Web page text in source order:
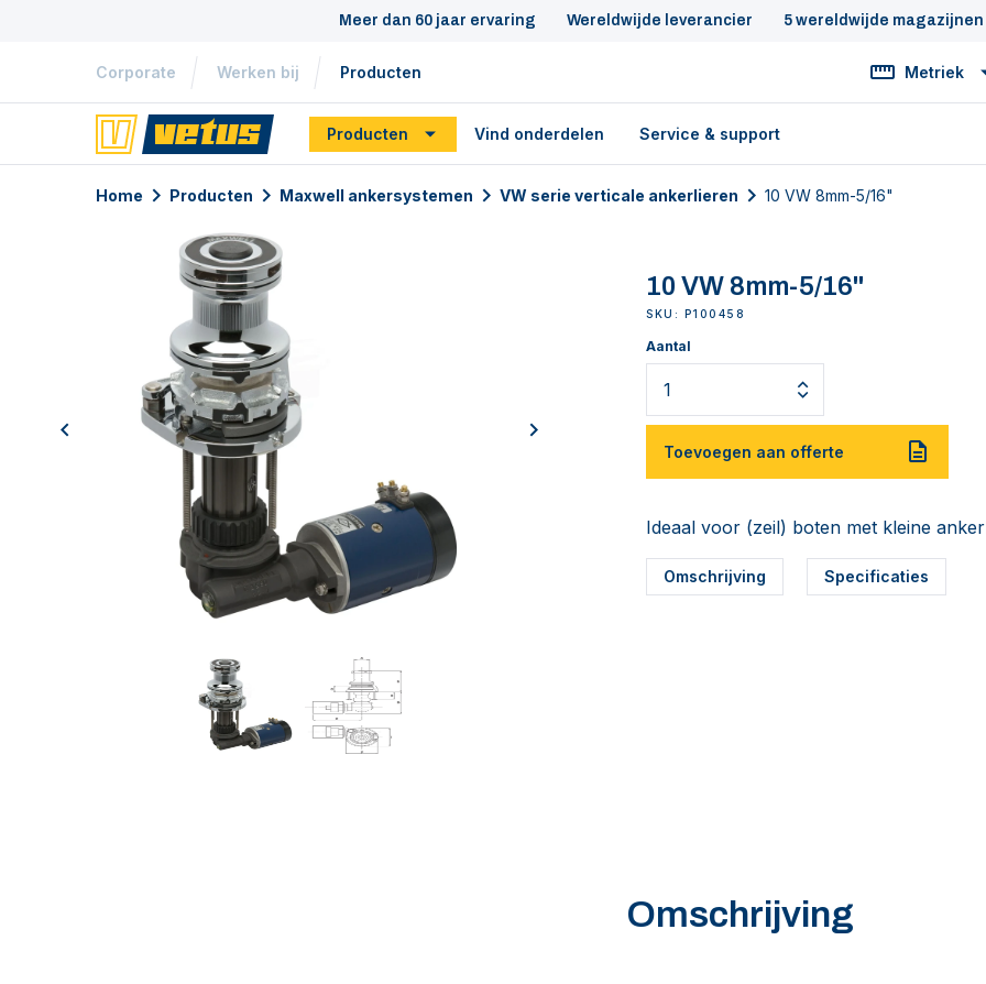
Meer dan 60 jaar ervaring Wereldwijde leverancier 5 wereldwijde magazijnen
Corporate Werken bij Producten Metriek
Producten Vind onderdelen Service & support
Home Producten Maxwell ankersystemen VW serie verticale ankerlieren 10 VW 8mm-5/16"
previous next
10 VW 8mm-5/16"
SKU: P100458
Aantal
Toevoegen aan offerte
Ideaal voor (zeil) boten met kleine
Omschrijving Specificaties
Omschrijving